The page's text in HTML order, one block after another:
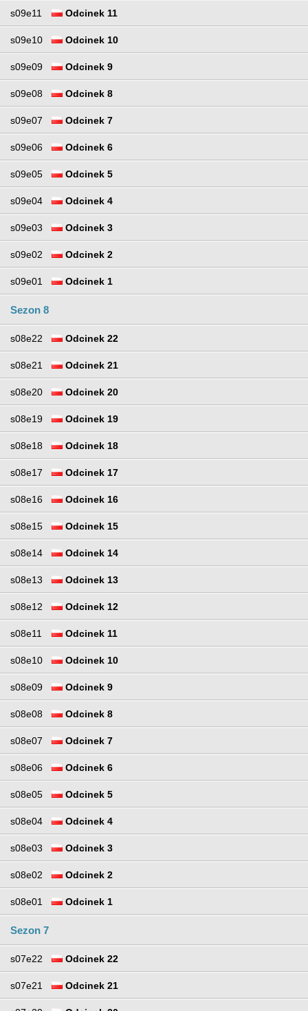
s09e11 Odcinek 11
s09e10 Odcinek 10
s09e09 Odcinek 9
s09e08 Odcinek 8
s09e07 Odcinek 7
s09e06 Odcinek 6
s09e05 Odcinek 5
s09e04 Odcinek 4
s09e03 Odcinek 3
s09e02 Odcinek 2
s09e01 Odcinek 1
Sezon 8
s08e22 Odcinek 22
s08e21 Odcinek 21
s08e20 Odcinek 20
s08e19 Odcinek 19
s08e18 Odcinek 18
s08e17 Odcinek 17
s08e16 Odcinek 16
s08e15 Odcinek 15
s08e14 Odcinek 14
s08e13 Odcinek 13
s08e12 Odcinek 12
s08e11 Odcinek 11
s08e10 Odcinek 10
s08e09 Odcinek 9
s08e08 Odcinek 8
s08e07 Odcinek 7
s08e06 Odcinek 6
s08e05 Odcinek 5
s08e04 Odcinek 4
s08e03 Odcinek 3
s08e02 Odcinek 2
s08e01 Odcinek 1
Sezon 7
s07e22 Odcinek 22
s07e21 Odcinek 21